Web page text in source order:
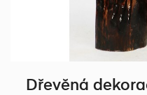
Dřevěná